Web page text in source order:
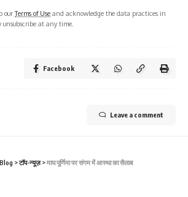
ourTerms of Use and acknowledge the data practices in
unsubscribe at any time.
Facebook
Leave a comment
Blog >टॉप-न्यूज़>माघ पूर्णिमा पर संगम में आस्था का सैलाब